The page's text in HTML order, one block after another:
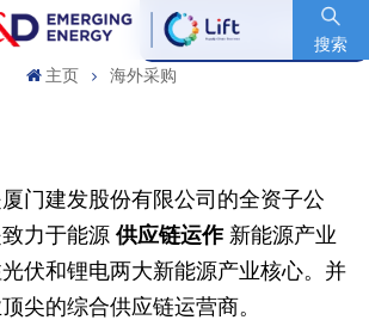
搜索
股票代码 : 600153.SH
主页 海外采购
门建发股份有限公司的全资子公
力于能源 供应链运作新能源产业
伏和锂电两大新能源产业核心。并
尖的综合供应链运营商。